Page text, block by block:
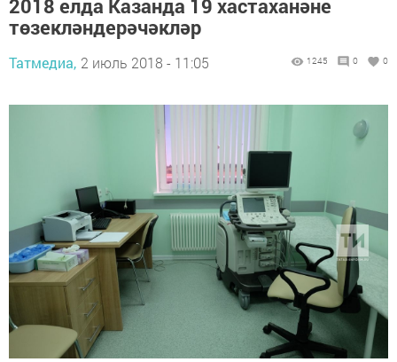
2018 елда Казанда 19 хастаханәне
төзекләндерәчәкләр
Татмедиа, 2 июль 2018 - 11:05 1245 0 0